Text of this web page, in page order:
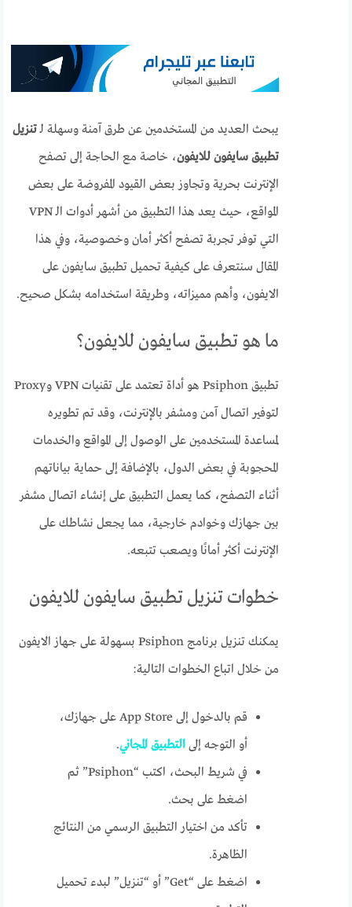
يبحث العديد من المستخدمين عن طرق آمنة وسهلة لـتنزيل
تطبيق سايفون للايفون، خاصة مع الحاجة إلى تصفح
الإنترنت بحرية وتجاوز بعض القيود المفروضة على بعض
المواقع، حيث يعد هذا التطبيق من أشهر أدوات الـ VPN
التي توفر تجربة تصفح أكثر أمان وخصوصية، وفي هذا
المقال سنتعرف على كيفية تحميل تطبيق سايفون على
الايفون، وأهم مميزاته، وطريقة استخدامه بشكل صحيح.
ما هو تطبيق سايفون للايفون؟
تطبيق Psiphon هو أداة تعتمد على تقنيات VPN وProxy
لتوفير اتصال آمن ومشفر بالإنترنت، وقد تم تطويره
لمساعدة المستخدمين على الوصول إلى المواقع والخدمات
المحجوبة في بعض الدول، بالإضافة إلى حماية بياناتهم
أثناء التصفح، كما يعمل التطبيق على إنشاء اتصال مشفر
بين جهازك وخوادم خارجية، مما يجعل نشاطك على
الإنترنت أكثر أمانًا ويصعب تتبعه.
خطوات تنزيل تطبيق سايفون للايفون
يمكنك تنزيل برنامج Psiphon بسهولة على جهاز الايفون
من خلال اتباع الخطوات التالية:
قم بالدخول إلى App Store على جهازك،
أو التوجه إلى التطبيق المجاني.
في شريط البحث، اكتب “Psiphon” ثم
اضغط على بحث.
تأكد من اختيار التطبيق الرسمي من النتائج
الظاهرة.
اضغط على “Get” أو “تنزيل” لبدء تحميل